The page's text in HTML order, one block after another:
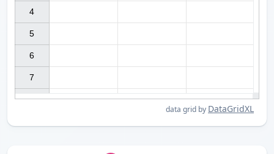
4
5
6
7
data grid by DataGridXL